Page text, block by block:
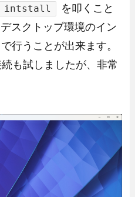
intstall
を叩くこと
スクトップ環境のイン
行うことが出来ます。
も試しましたが、非常